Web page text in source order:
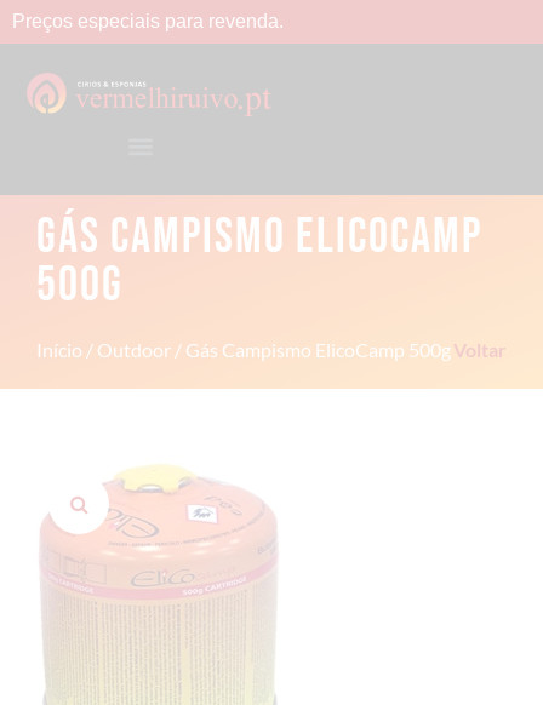
Preços especiais para revenda.
GÁS CAMPISMO ELICOCAMP
500G
Início / Outdoor / Gás Campismo ElicoCamp 500gVoltar